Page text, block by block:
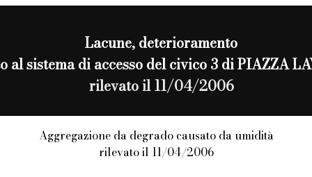
Lacune, deterioramento
al sistema di accesso del civico 3 di PIAZZA
rilevato il 11/04/2006
Aggregazione da degrado causato da umidità
rilevato il 11/04/2006